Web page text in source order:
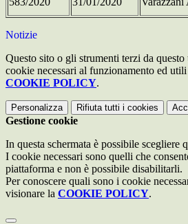
Notizie
Questo sito o gli strumenti terzi da
cookie necessari al funzionamento ed
COOKIE POLICY.
Personalizza Rifiuta tutti i cookies
Gestione cookie
In questa schermata è possibile scegliere
I cookie necessari sono quelli che
piattaforma e non è possibile disabilitarli.
Per conoscere quali sono i cookie
visionare la COOKIE POLICY.